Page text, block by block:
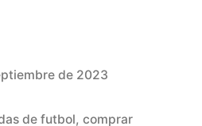
de 2023
de futbol, comprar